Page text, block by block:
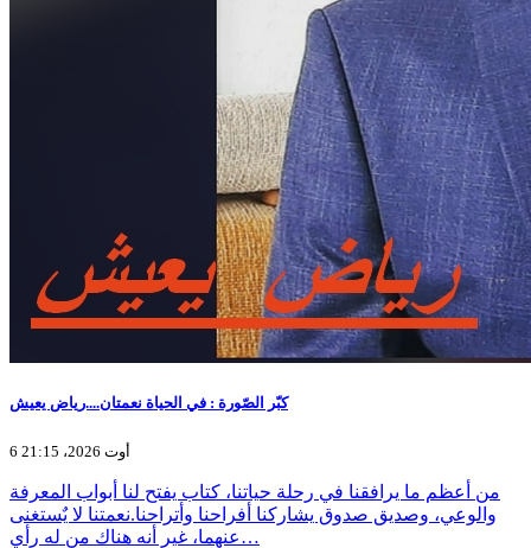
كبّر الصّورة : في الحياة نعمتان....رياض يعيش
6 أوت 2026، 21:15
من أعظم ما يرافقنا في رحلة حياتنا، كتاب يفتح لنا أبواب المعرفة
والوعي، وصديق صدوق يشاركنا أفراحنا وأتراحنا.نعمتنا لا يٌستغنى
عنهما، غير أنه هناك من له رأي…